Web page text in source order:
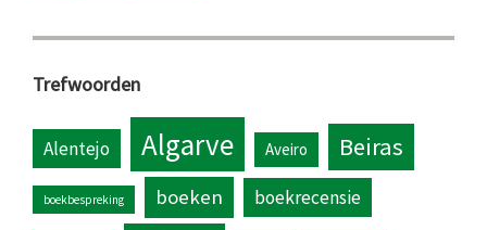
Trefwoorden
Alentejo Algarve Aveiro Beiras
boekbespreking boeken boekrecensie